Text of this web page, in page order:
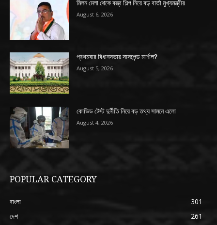
মিলন মেলা থেকে বস্ত্র শিল্প নিয়ে বড় বার্তা মুখ্যমন্ত্রীর
August 6, 2026
প্রথমবার বিধানসভায় সাসপেন্ড মার্শাল?
August 5, 2026
কোভিড টেস্ট দুর্নীতি নিয়ে বড় তথ্য সামনে এলো
August 4, 2026
POPULAR CATEGORY
বাংলা
301
দেশ
261